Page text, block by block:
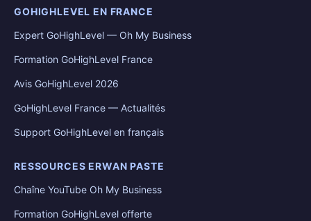
GOHIGHLEVEL EN FRANCE
Expert GoHighLevel — Oh My Business
Formation GoHighLevel France
Avis GoHighLevel 2026
GoHighLevel France — Actualités
Support GoHighLevel en français
RESSOURCES ERWAN PASTE
Chaîne YouTube Oh My Business
Formation GoHighLevel offerte